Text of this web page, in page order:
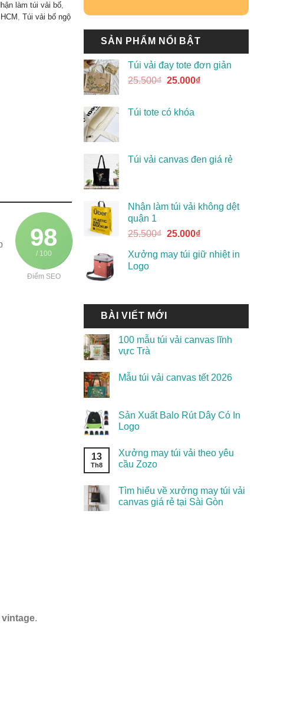
SẢN PHẨM NỔI BẬT
Túi vải đay tote đơn giản
25.500₫ 25.000₫
Túi tote có khóa
Túi vải canvas đen giá rẻ
Nhận làm túi vải không dệt
quận 1
25.500₫ 25.000₫
Xưởng may túi giữ nhiệt in
Logo
BÀI VIẾT MỚI
100 mẫu túi vải canvas lĩnh
vực Trà
Mẫu túi vải canvas tết 2026
Sản Xuất Balo Rút Dây Có In
Logo
13
Th8
Xưởng may túi vải theo yêu
cầu Zozo
Tìm hiểu về xưởng may túi vải
canvas giá rẻ tại Sài Gòn
làm túi vải bố,
,Túi vải bố ngộ
98
/ 100
Điểm SEO
.